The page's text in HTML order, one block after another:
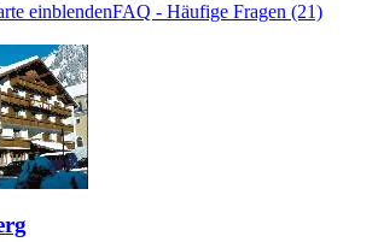
einblendenFAQ - Häufige Fragen (21)